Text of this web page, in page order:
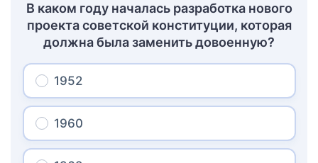
В каком году началась разработка нового
проекта советской конституции, которая
должна была заменить довоенную?
1952
1960